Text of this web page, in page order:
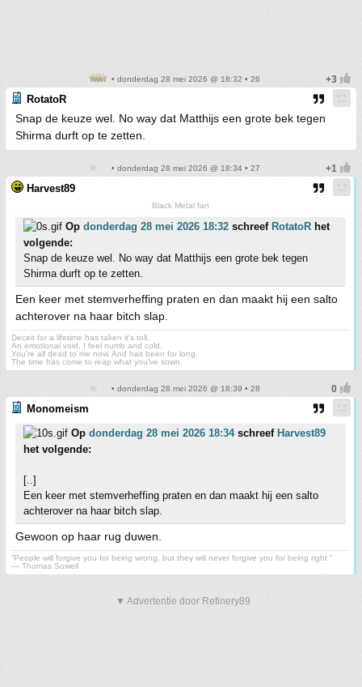
• donderdag 28 mei 2026 @ 18:32 • 26
RotatoR
Snap de keuze wel. No way dat Matthijs een grote bek tegen
Shirma durft op te zetten.
• donderdag 28 mei 2026 @ 18:34 • 27
Harvest89
Black Metal fan
Op donderdag 28 mei 2026 18:32 schreef RotatoR het
volgende:
Snap de keuze wel. No way dat Matthijs een grote bek tegen
Shirma durft op te zetten.
Een keer met stemverheffing praten en dan maakt hij een salto
achterover na haar bitch slap.
Deceit for a lifetime has taken it's toll.
An emotional void, I feel numb and cold.
You're all dead to me now. And has been for long.
The time has come to reap what you've sown.
• donderdag 28 mei 2026 @ 18:39 • 28
Monomeism
Op donderdag 28 mei 2026 18:34schreef Harvest89
het volgende:
[..]
Een keer met stemverheffing praten en dan maakt hij een salto
achterover na haar bitch slap.
Gewoon op haar rug duwen.
“People will forgive you for being wrong, but they will never forgive you for being right ”
― Thomas Sowell
▼ Advertentie door Refinery89